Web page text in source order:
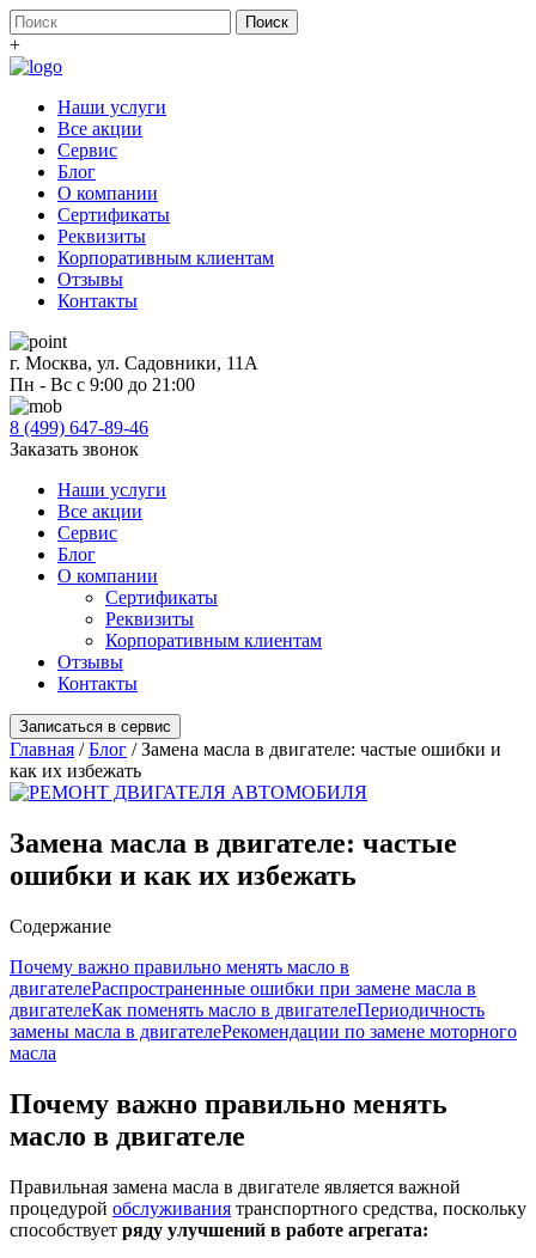
+
Наши услуги
Все акции
Сервис
Блог
О компании
Сертификаты
Реквизиты
Корпоративным клиентам
Отзывы
Контакты
г. Москва, ул. Садовники, 11А
Пн - Вс с 9:00 до 21:00
8 (499) 647-89-46
Заказать звонок
Наши услуги
Все акции
Сервис
Блог
О компании
Сертификаты
Реквизиты
Корпоративным клиентам
Отзывы
Контакты
Записаться в сервис
Главная /Блог /Замена масла в двигателе: частые ошибки и
как их избежать
Замена масла в двигателе: частые
ошибки и как их избежать
Содержание
Почему важно правильно менять масло в
двигателеРаспространенные ошибки при замене масла в
двигателеКак поменять масло в двигателеПериодичность
замены масла в двигателеРекомендации по замене моторного
масла
Почему важно правильно менять
масло в двигателе
Правильная замена масла в двигателе является важной
процедурой обслуживания транспортного средства, поскольку
способствует ряду улучшений в работе агрегата: